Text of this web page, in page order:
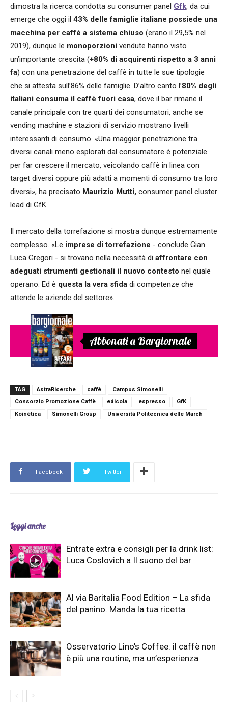
dimostra la ricerca condotta su consumer panel Gfk, da cui
emerge che oggi il 43% delle famiglie italiane possiede una
macchina per caffè a sistema chiuso (erano il 29,5% nel
2019), dunque le monoporzioni vendute hanno visto
un’importante crescita (+80% di acquirenti rispetto a 3 anni
fa) con una penetrazione del caffè in tutte le sue tipologie
che si attesta sull’86% delle famiglie. D’altro canto l’80% degli
italiani consuma il caffè fuori casa, dove il bar rimane il
canale principale con tre quarti dei consumatori, anche se
vending machine e stazioni di servizio mostrano livelli
interessanti di consumo. «Una maggior penetrazione tra
diversi canali meno esplorati dal consumatore è potenziale
per far crescere il mercato, veicolando caffè in linea con
target diversi oppure più adatti a momenti di consumo tra loro
diversi», ha precisato Maurizio Mutti, consumer panel cluster
lead di GfK.
Il mercato della torrefazione si mostra dunque estremamente
complesso. «Le imprese di torrefazione - conclude Gian
Luca Gregori - si trovano nella necessità di affrontare con
adeguati strumenti gestionali il nuovo contesto nel quale
operano. Ed è questa la vera sfida di competenze che
attende le aziende del settore».
Abbonati a Bargiornale
TAG AstraRicerche caffè
Campus Simonelli
Consorzio Promozione Caffè
edicola espresso
GfK
Koinètica
Simonelli Group Università Politecnica delle March
Facebook Twitter
Leggi anche
Entrate extra e consigli per la drink list:
Luca Coslovich a Il suono del bar
Al via Baritalia Food Edition – La sfida
del panino. Manda la tua ricetta
Osservatorio Lino’s Coffee: il caffè non
è più una routine, ma un’esperienza